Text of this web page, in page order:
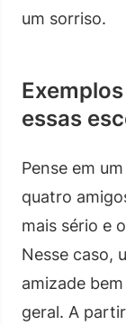
um sorriso.
essas
Pense em
quatro
mais sério e
Nesse caso,
amizade
geral. A